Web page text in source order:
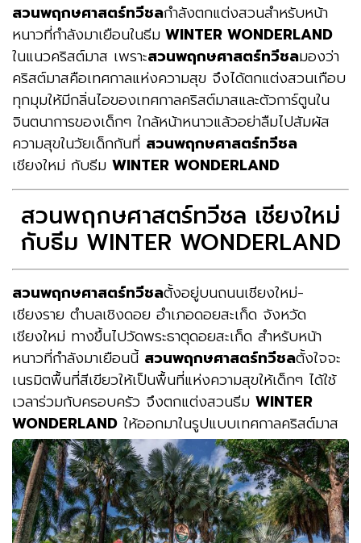
สวนพฤกษศาสตร์ทวีชลกำลังตกแต่งสวนสำหรับหน้า
หนาวที่กำลังมาเยือนในธีม WINTER WONDERLAND
ในแนวคริสต์มาส เพราะสวนพฤกษศาสตร์ทวีชลมองว่า
คริสต์มาสคือเทศกาลแห่งความสุข จึงได้ตกแต่งสวนเกือบ
ทุกมุมให้มีกลิ่นไอของเทศกาลคริสต์มาสและตัวการ์ตูนใน
จินตนาการของเด็กๆ ใกล้หน้าหนาวแล้วอย่าลืมไปสัมผัส
ความสุขในวัยเด็กกันที่ สวนพฤกษศาสตร์ทวีชล
เชียงใหม่ กับธีม WINTER WONDERLAND
สวนพฤกษศาสตร์ทวีชล เชียงใหม่
กับธีม WINTER WONDERLAND
สวนพฤกษศาสตร์ทวีชลตั้งอยู่บนถนนเชียงใหม่-
เชียงราย ตำบลเชิงดอย อำเภอดอยสะเก็ด จังหวัด
เชียงใหม่ ทางขึ้นไปวัดพระธาตุดอยสะเก็ด สำหรับหน้า
หนาวที่กำลังมาเยือนนี้ สวนพฤกษศาสตร์ทวีชลตั้งใจจะ
เนรมิตพื้นที่สีเขียวให้เป็นพื้นที่แห่งความสุขให้เด็กๆ ได้ใช้
เวลาร่วมกับครอบครัว จึงตกแต่งสวนธีม WINTER
WONDERLAND ให้ออกมาในรูปแบบเทศกาลคริสต์มาส